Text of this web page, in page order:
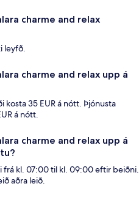
charme and relax
leyfð.
charme and relax upp á
35 EUR á nótt. Þjónusta
á nótt.
charme and relax upp á
frá kl. 07:00 til kl. 09:00 eftir beiðni.
aðra leið.